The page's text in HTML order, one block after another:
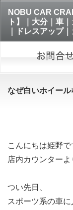
NOBU CAR
ト】｜大分｜車
｜ドレスアップ
なぜ白いホイール
こんにちは姫野で
店内カウンターよ
つい先日、
スポーツ系の車に